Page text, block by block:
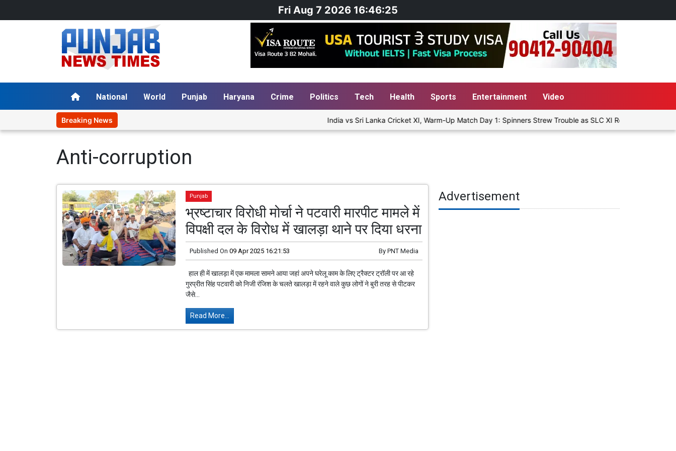
Fri Aug 7 2026 16:46:25
National World Punjab Haryana Crime Politics Tech Health Sports Entertainment Video
Breaking News India vs Sri Lanka Cricket XI, Warm-Up Match Day 1: Spinners Strew Trouble as SLC XI Reach 363/8 at
Anti-corruption
Punjab
भ्रष्टाचार विरोधी मोर्चा ने पटवारी मारपीट मामले में
विपक्षी दल के विरोध में खालड़ा थाने पर दिया धरना
Published On 09 Apr 2025 16:21:53 By PNT Media
हाल ही में खालड़ा में एक मामला सामने आया जहां अपने घरेलू काम के लिए ट्रैक्टर ट्रॉली पर आ रहे
गुरप्रीत सिंह पटवारी को निजी रंजिश के चलते खालड़ा में रहने वाले कुछ लोगों ने बुरी तरह से पीटकर
जैसे...
Read More...
Advertisement